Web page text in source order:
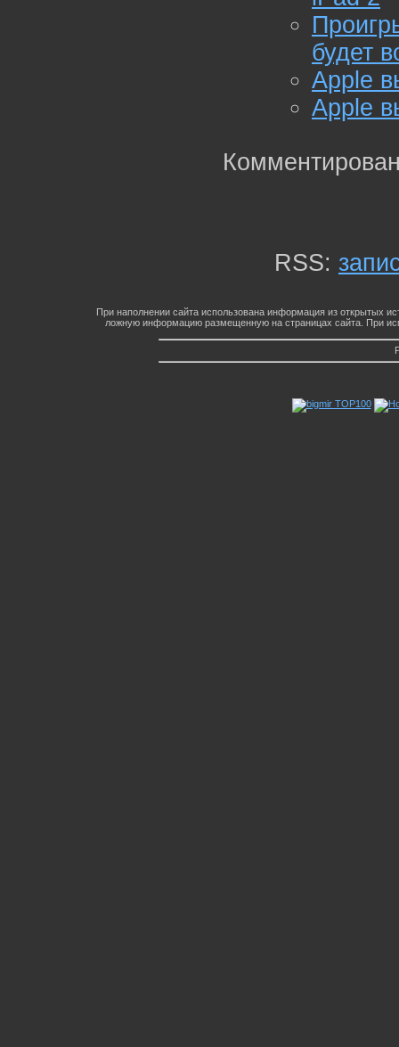
будет
Apple
Apple
RSS:
При наполнении сайта использована информация из открытых
ложную информацию размещенную на страницах сайта. При